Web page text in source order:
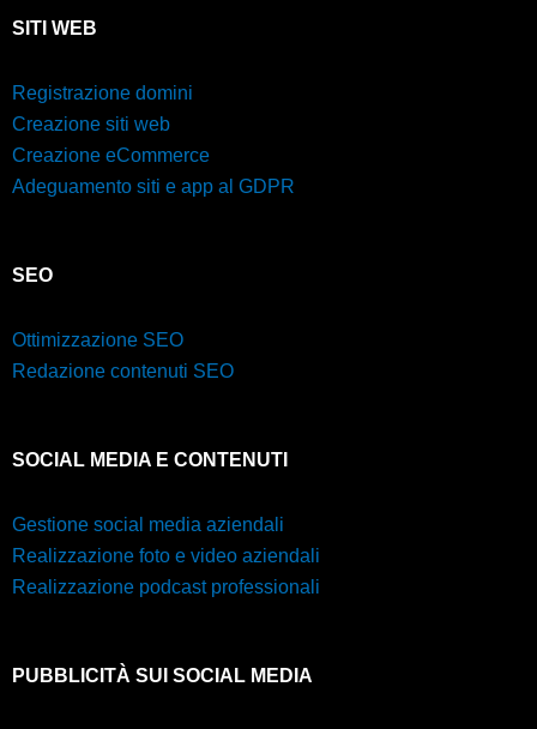
SITI WEB
Registrazione domini
Creazione siti web
Creazione eCommerce
Adeguamento siti e app al GDPR
SEO
Ottimizzazione SEO
Redazione contenuti SEO
SOCIAL MEDIA E CONTENUTI
Gestione social media aziendali
Realizzazione foto e video aziendali
Realizzazione podcast professionali
PUBBLICITÀ SUI SOCIAL MEDIA